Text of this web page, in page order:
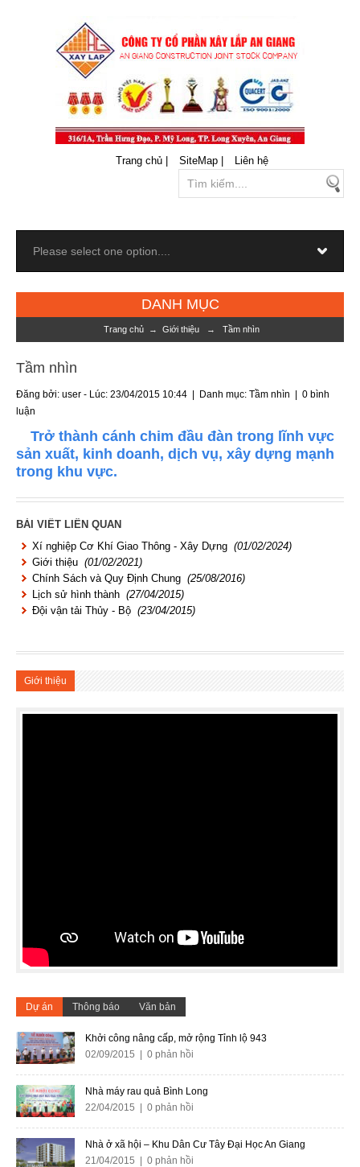
Trang chủ | SiteMap | Liên hệ
DANH MỤC
Trang chủ→ Giới thiệu→ Tầm nhìn
Tầm nhìn
Đăng bởi: user - Lúc: 23/04/2015 10:44 | Danh mục: Tầm nhìn
0 bình
luận
Trở thành cánh chim đầu đàn trong lĩnh vực
sản xuất, kinh doanh, dịch vụ, xây dựng mạnh
trong khu vực.
BÀI VIẾT LIÊN QUAN
Xí nghiệp Cơ Khí Giao Thông - Xây Dựng (01/02/2024)
Giới thiệu (01/02/2021)
Chính Sách và Quy Định Chung (25/08/2016)
Lịch sử hình thành (27/04/2015)
Đội vận tải Thủy - Bộ (23/04/2015)
Giới thiệu
Dự án Thông báo Văn bản
Khởi công nâng cấp, mở rộng Tỉnh lộ 943
02/09/2015 | 0 phản hồi
Nhà máy rau quả Bình Long
22/04/2015 | 0 phản hồi
Nhà ở xã hội – Khu Dân Cư Tây Đại Học An Giang
21/04/2015 | 0 phản hồi